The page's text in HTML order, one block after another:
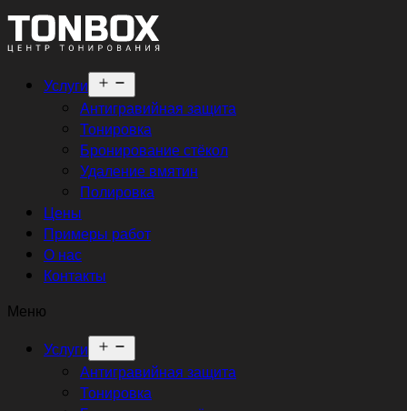
Услуги
меню
Антигравийная защита
Тонировка
Бронирование стёкол
Удаление вмятин
Полировка
Цены
Примеры работ
О нас
Контакты
Меню
Услуги
меню
Антигравийная защита
Тонировка